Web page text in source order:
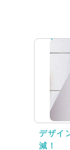
デザイ
減！